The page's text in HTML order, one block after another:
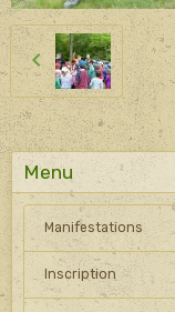
Menu
Manifestations
Inscription